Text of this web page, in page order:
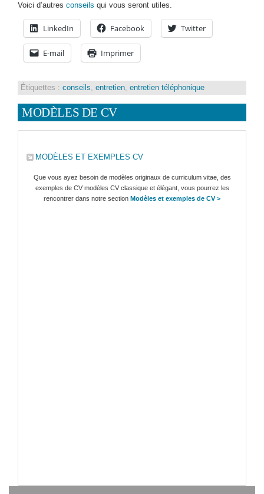
Voici d’autres conseils qui vous seront utiles.
LinkedIn Facebook Twitter
E-mail Imprimer
Étiquettes : conseils, entretien, entretien téléphonique
MODÈLES DE CV
MODÈLES ET EXEMPLES CV
Que vous ayez besoin de modèles originaux de curriculum vitae, des
exemples de CV modèles CV classique et élégant, vous pourrez les
rencontrer dans notre section Modèles et exemples de CV >